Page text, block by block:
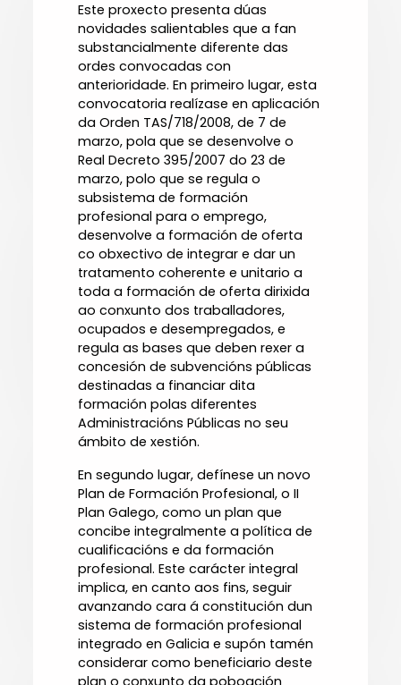
Este proxecto presenta dúas
novidades salientables que a fan
substancialmente diferente das
ordes convocadas con
anterioridade. En primeiro lugar, esta
convocatoria realízase en aplicación
da Orden TAS/718/2008, de 7 de
marzo, pola que se desenvolve o
Real Decreto 395/2007 do 23 de
marzo, polo que se regula o
subsistema de formación
profesional para o emprego,
desenvolve a formación de oferta
co obxectivo de integrar e dar un
tratamento coherente e unitario a
toda a formación de oferta dirixida
ao conxunto dos traballadores,
ocupados e desempregados, e
regula as bases que deben rexer a
concesión de subvencións públicas
destinadas a financiar dita
formación polas diferentes
Administracións Públicas no seu
ámbito de xestión.
En segundo lugar, defínese un novo
Plan de Formación Profesional, o II
Plan Galego, como un plan que
concibe integralmente a política de
cualificacións e da formación
profesional. Este carácter integral
implica, en canto aos fins, seguir
avanzando cara á constitución dun
sistema de formación profesional
integrado en Galicia e supón tamén
considerar como beneficiario deste